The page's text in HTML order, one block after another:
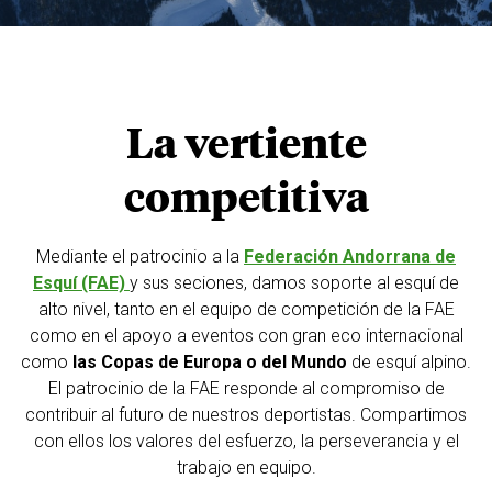
La vertiente
competitiva
Mediante el patrocinio a la Federación Andorrana de
Esquí (FAE) y sus seciones, damos soporte al esquí de
alto nivel, tanto en el equipo de competición de la FAE
como en el apoyo a eventos con gran eco internacional
como las Copas de Europa o del Mundo de esquí alpino.
El patrocinio de la FAE responde al compromiso de
contribuir al futuro de nuestros deportistas. Compartimos
con ellos los valores del esfuerzo, la perseverancia y el
trabajo en equipo.